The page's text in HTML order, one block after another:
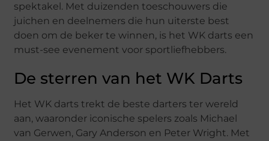
spektakel. Met duizenden toeschouwers die
juichen en deelnemers die hun uiterste best
doen om de beker te winnen, is het WK darts een
must-see evenement voor sportliefhebbers.
De sterren van het WK Darts
Het WK darts trekt de beste darters ter wereld
aan, waaronder iconische spelers zoals Michael
van Gerwen, Gary Anderson en Peter Wright. Met